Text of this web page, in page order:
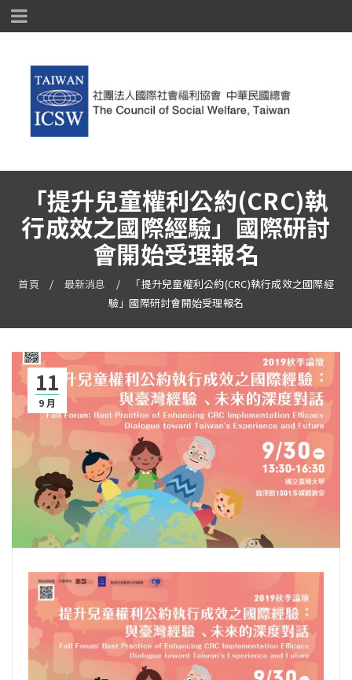
「提升兒童權利公約(CRC)執
行成效之國際經驗」國際研討
會開始受理報名
首頁 / 最新消息 /
「提升兒童權利公約(CRC)執行成效之國際經
驗」國際研討會開始受理報名
11
9 月